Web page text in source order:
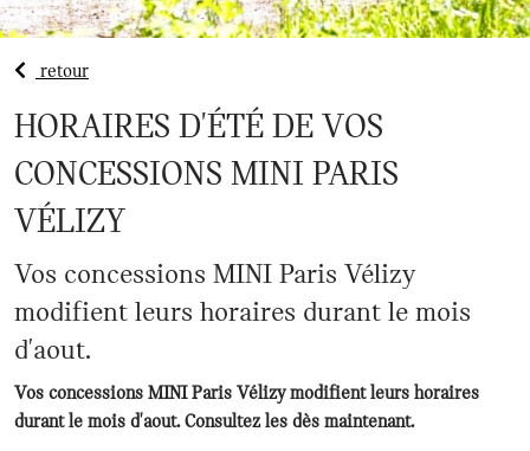
retour
HORAIRES D'ÉTÉ DE VOS
CONCESSIONS MINI PARIS
VÉLIZY
Vos concessions MINI Paris Vélizy
modifient leurs horaires durant le mois
d'aout.
Vos concessions MINI Paris Vélizy modifient leurs horaires
durant le mois d'aout. Consultez les dès maintenant.